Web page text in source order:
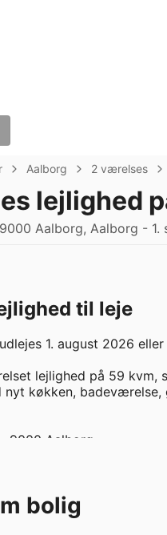
Aalborg 2 værelses
lejlighed
Aalborg, Aalborg - 1.
til leje
1. august 2026 eller
lejlighed på 59 kvm,
nyt køkken, badeværelse,
måned + a conto
kr.
kr. (1. måneds
bolig